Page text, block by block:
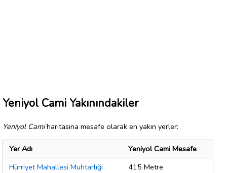
Yeniyol Cami Yakınındakiler
Yeniyol Camiharitasına mesafe olarak en yakın yerler:
Yer Adı
Yeniyol Cami Mesafe
Hürriyet Mahallesi Muhtarlığı
415 Metre